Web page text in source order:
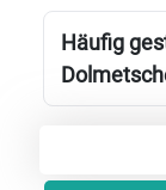
Häufig